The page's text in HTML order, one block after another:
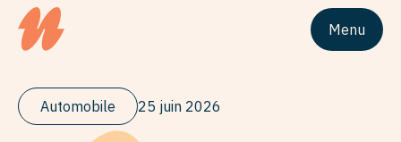
Logo du siteUnivesta Assurances Menu
Automobile 25 juin 2026